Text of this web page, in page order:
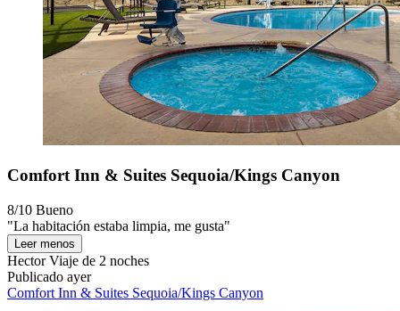
Comfort Inn & Suites Sequoia/Kings Canyon
8/10 Bueno
"La habitación estaba limpia, me gusta"
Leer menos
HectorViaje de 2 noches
Publicado ayer
Comfort Inn & Suites Sequoia/Kings Canyon